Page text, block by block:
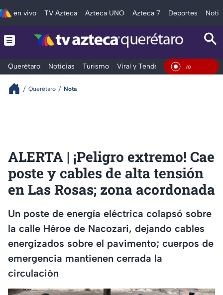
en vivo TV Azteca Azteca UNO Azteca 7 Deportes
Querétaro Noticias Turismo Viral y Tendencia Clima En
Querétaro Nota
ALERTA | ¡Peligro extremo! Cae
poste y cables de alta tensión
en Las Rosas; zona acordonada
Un poste de energía eléctrica colapsó sobre
la calle Héroe de Nacozari, dejando cables
energizados sobre el pavimento; cuerpos de
emergencia mantienen cerrada la
circulación